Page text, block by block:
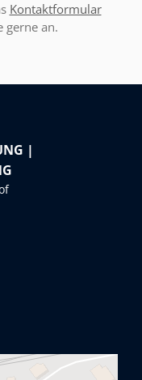
Kontaktformular
gerne an.
|